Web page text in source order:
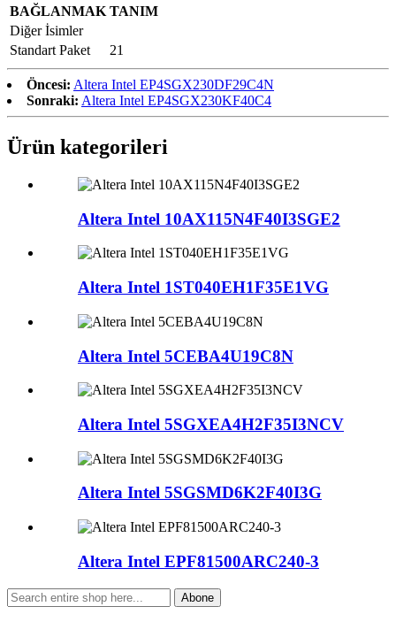
BAĞLANMAK TANIM
Diğer İsimler
Standart Paket
21
Öncesi: Altera Intel EP4SGX230DF29C4N
Sonraki: Altera Intel EP4SGX230KF40C4
Ürün kategorileri
Altera Intel 10AX115N4F40I3SGE2
Altera Intel 1ST040EH1F35E1VG
Altera Intel 5CEBA4U19C8N
Altera Intel 5SGXEA4H2F35I3NCV
Altera Intel 5SGSMD6K2F40I3G
Altera Intel EPF81500ARC240-3
Abone